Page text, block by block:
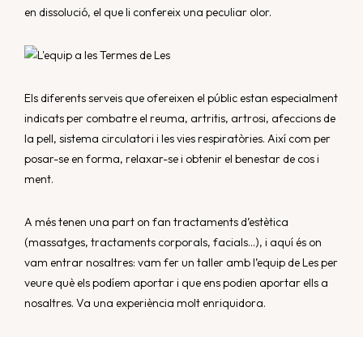
en dissolució, el que li confereix una peculiar olor.
Els diferents serveis que ofereixen el públic estan especialment
indicats per combatre el reuma, artritis, artrosi, afeccions de
la pell, sistema circulatori i les vies respiratòries. Així com per
posar-se en forma, relaxar-se i obtenir el benestar de cos i
ment.
A més tenen una part on fan tractaments d’estètica
(massatges, tractaments corporals, facials…), i aquí és on
vam entrar nosaltres: vam fer un taller amb l’equip de Les per
veure què els podíem aportar i que ens podien aportar ells a
nosaltres. Va una experiència molt enriquidora.